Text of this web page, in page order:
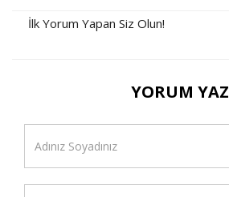
İlk Yorum Yapan Siz Olun!
YORUM YAZ